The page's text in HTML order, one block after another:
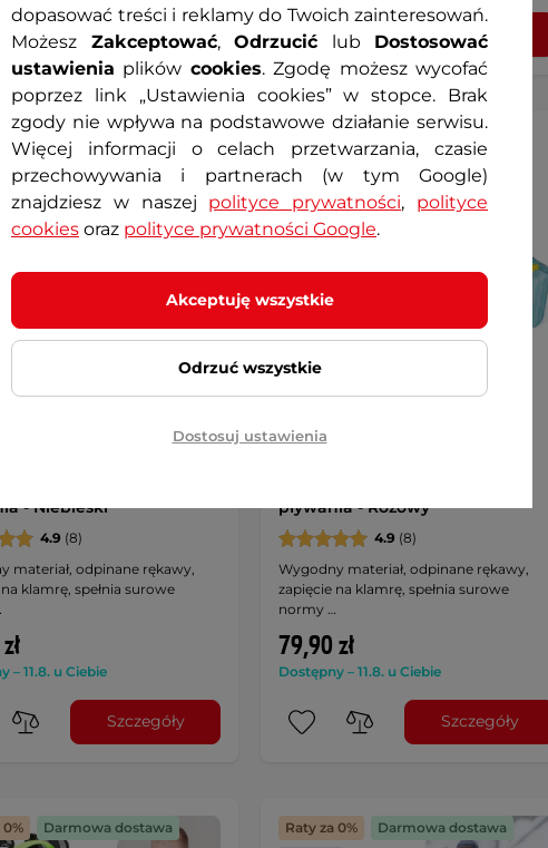
Szczegóły Kup teraz
top strój kąpielowy z
2w1 inSPORTline
∙ zapinana ∙ odpinane
klamrowe ∙ do nauki
- Niebieski
4.9 (8)
materiał, odpinane rękawy,
klamrę, spełnia surowe
– 11.8. u Ciebie
Szczegóły
Prezent
Dziecięcy top strój kąpielowy z
rękawami 2w1 inSPORTline
pływania - Różowy
4.9 (8)
Wygodny materiał, odpinane rękawy,
zapięcie na klamrę, spełnia surowe
normy …
79,90 zł
Dostępny – 11.8. u Ciebie
Szczegóły
0%
Darmowa dostawa
Raty za 0%
Darmowa dostawa
dopasować treści i reklamy do Twoich zainteresowań.
Możesz Zakceptować, Odrzucić lub Dostosować
ustawienia plików cookies. Zgodę możesz wycofać
poprzez link „Ustawienia cookies” w stopce. Brak
zgody nie wpływa na podstawowe działanie serwisu.
Więcej informacji o celach przetwarzania, czasie
przechowywania i partnerach (w tym Google)
znajdziesz w naszej polityce prywatności, polityce
cookies oraz polityce prywatności Google.
Akceptuję wszystkie
Odrzuć wszystkie
Dostosuj ustawienia